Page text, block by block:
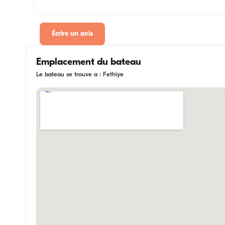
Écrire un avis
Emplacement du bateau
Le bateau se trouve a : Fethiye